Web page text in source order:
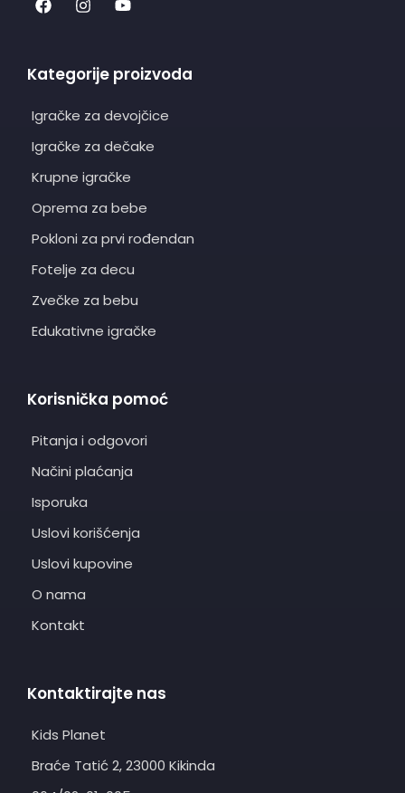
Kategorije proizvoda
Igračke za devojčice
Igračke za dečake
Krupne igračke
Oprema za bebe
Pokloni za prvi rođendan
Fotelje za decu
Zvečke za bebu
Edukativne igračke
Korisnička pomoć
Pitanja i odgovori
Načini plaćanja
Isporuka
Uslovi korišćenja
Uslovi kupovine
O nama
Kontakt
Kontaktirajte nas
Kids Planet
Braće Tatić 2, 23000 Kikinda